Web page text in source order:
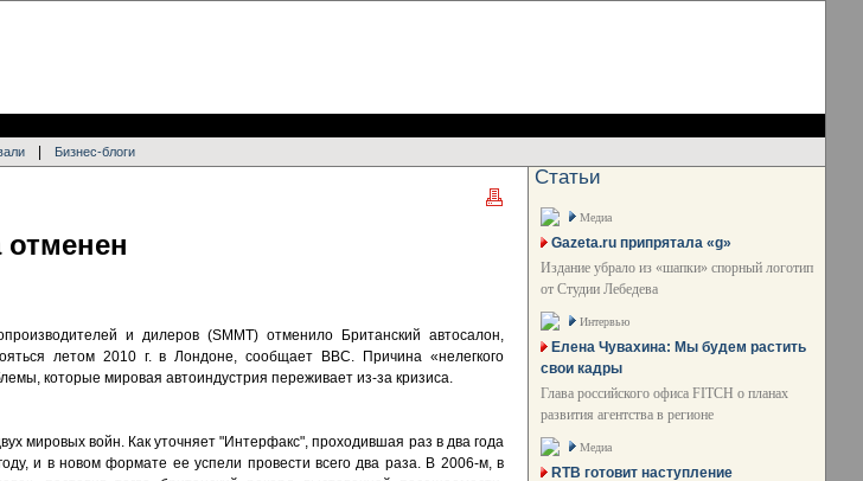
Бизнес-блоги
отменен
и дилеров (SMMT) отменило Британский автосалон,
летом 2010 г. в Лондоне, сообщает ВВС. Причина «нелегкого
которые мировая автоиндустрия переживает из-за кризиса.
мировых войн. Как уточняет "Интерфакс", проходившая раз в два года
и в новом формате ее успели провести всего два раза. В 2006-м, в
Статьи
Медиа
Gazeta.ru припрятала «g»
Издание убрало из «шапки» спорный логотип
от Студии Лебедева
Интервью
Елена Чувахина: Мы будем растить
свои кадры
Глава российского офиса FITCH о планах
развития агентства в регионе
Медиа
RTB готовит наступление